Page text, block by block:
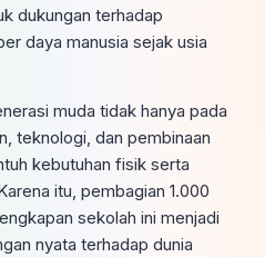
dukungan terhadap
daya manusia sejak usia
muda tidak hanya pada
teknologi, dan pembinaan
kebutuhan fisik serta
itu, pembagian 1.000
sekolah ini menjadi
nyata terhadap dunia